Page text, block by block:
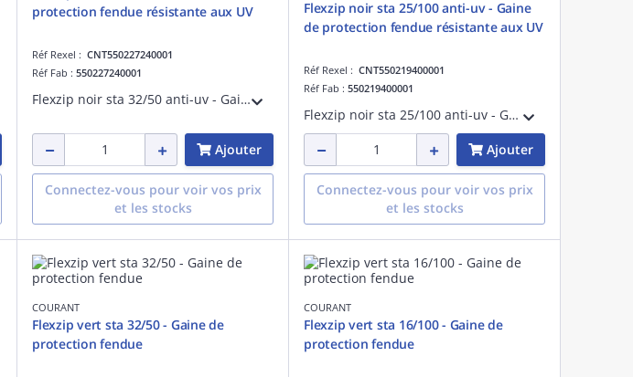
protection fendue résistante aux UV
Réf Rexel : CNT550227240001
Réf Fab : 550227240001
Flexzip noir sta 32/50 anti-uv - Gaine de protection fendue résistante aux UV - Pose en montage apparent à l'extérieur des bâtiments - Non propagateur de la flamme - Fabriqué en France
Ajouter
Connectez-vous pour voir vos prix
et les stocks
Flexzip noir sta 25/100 anti-uv - Gaine
de protection fendue résistante aux UV
Réf Rexel : CNT550219400001
Réf Fab : 550219400001
Flexzip noir sta 25/100 anti-uv - Gaine de protection fendue résistante aux UV - Pose en montage apparent à l'extérieur des bâtiments - Non propagateur de la flamme - Fabriqué en France
Ajouter
Connectez-vous pour voir vos prix
et les stocks
COURANT
Flexzip vert sta 32/50 - Gaine de
protection fendue
COURANT
Flexzip vert sta 16/100 - Gaine de
protection fendue